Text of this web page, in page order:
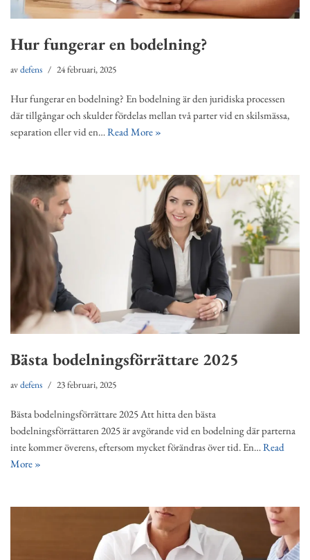
Hur fungerar en bodelning?
avdefens 24 februari, 2025
Hur fungerar en bodelning? En bodelning är den juridiska processen
där tillgångar och skulder fördelas mellan två parter vid en skilsmässa,
separation eller vid en…Read More »
Bästa bodelningsförrättare 2025
avdefens 23 februari, 2025
Bästa bodelningsförrättare 2025 Att hitta den bästa
bodelningsförrättaren 2025 är avgörande vid en bodelning där parterna
inte kommer överens, eftersom mycket förändras över tid. En…Read
More »